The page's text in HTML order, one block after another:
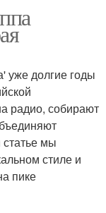
уже долгие годы
радио, собирают
статье мы
стиле и
пике